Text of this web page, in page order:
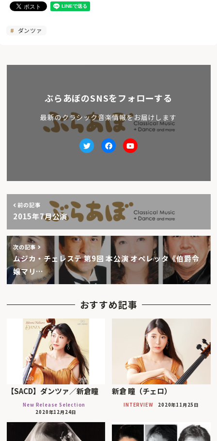
ダンツァ
ぶらあぼのSNSをフォローする
最新のクラシック音楽情報をお届けします
TwitterfacebookYoutube
前の記事
2015年7月公演
次の記事
ムジカ・チェレステ 第9回 本公演 オペレッタ《伯爵令
嬢マリ…
おすすめ記事
【SACD】ダンツァ／新倉瞳
New Release Selection
2020年12月24日
新倉 瞳（チェロ）
INTERVIEW 2020年11月25日